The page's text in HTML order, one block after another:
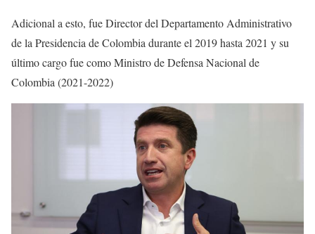
Adicional a esto, fue Director del Departamento Administrativo
de la Presidencia de Colombia durante el 2019 hasta 2021 y su
último cargo fue como Ministro de Defensa Nacional de
Colombia (2021-2022)